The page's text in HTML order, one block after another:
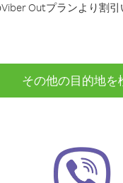
Outプランより割引
その他の目的地を